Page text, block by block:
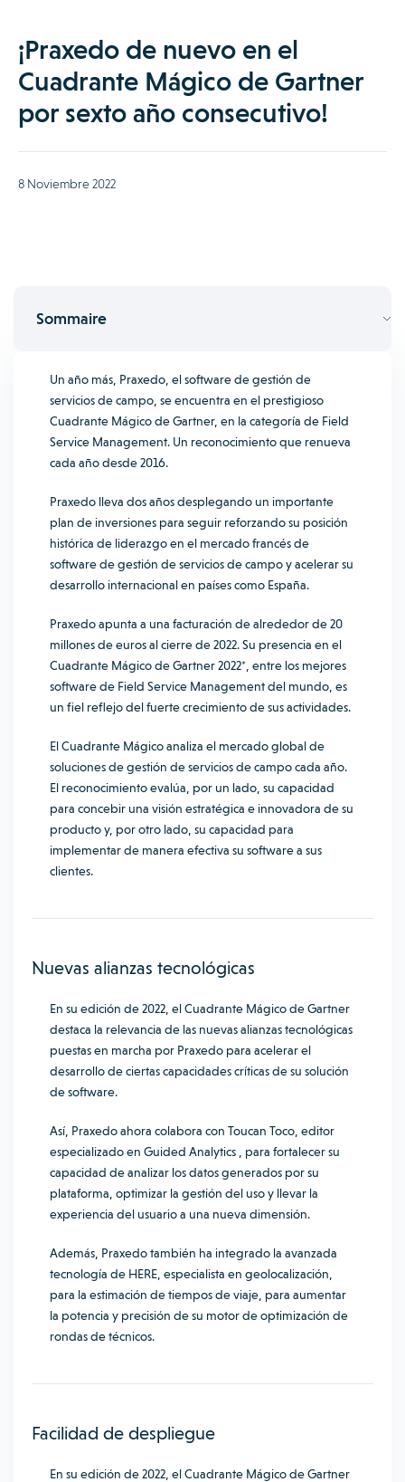
¡Praxedo de nuevo en el
Cuadrante Mágico de Gartner
por sexto año consecutivo!
8 Noviembre 2022
Sommaire
Un año más, Praxedo, el software de gestión de
servicios de campo, se encuentra en el prestigioso
Cuadrante Mágico de Gartner, en la categoría de Field
Service Management. Un reconocimiento que renueva
cada año desde 2016.
Praxedo lleva dos años desplegando un importante
plan de inversiones para seguir reforzando su posición
histórica de liderazgo en el mercado francés de
software de gestión de servicios de campo y acelerar su
desarrollo internacional en países como España.
Praxedo apunta a una facturación de alrededor de 20
millones de euros al cierre de 2022. Su presencia en el
Cuadrante Mágico de Gartner 2022*, entre los mejores
software de Field Service Management del mundo, es
un fiel reflejo del fuerte crecimiento de sus actividades.
El Cuadrante Mágico analiza el mercado global de
soluciones de gestión de servicios de campo cada año.
El reconocimiento evalúa, por un lado, su capacidad
para concebir una visión estratégica e innovadora de su
producto y, por otro lado, su capacidad para
implementar de manera efectiva su software a sus
clientes.
Nuevas alianzas tecnológicas
En su edición de 2022, el Cuadrante Mágico de Gartner
destaca la relevancia de las nuevas alianzas tecnológicas
puestas en marcha por Praxedo para acelerar el
desarrollo de ciertas capacidades críticas de su solución
de software.
Así, Praxedo ahora colabora con Toucan Toco, editor
especializado en Guided Analytics , para fortalecer su
capacidad de analizar los datos generados por su
plataforma, optimizar la gestión del uso y llevar la
experiencia del usuario a una nueva dimensión.
Además, Praxedo también ha integrado la avanzada
tecnología de HERE, especialista en geolocalización,
para la estimación de tiempos de viaje, para aumentar
la potencia y precisión de su motor de optimización de
rondas de técnicos.
Facilidad de despliegue
En su edición de 2022, el Cuadrante Mágico de Gartner